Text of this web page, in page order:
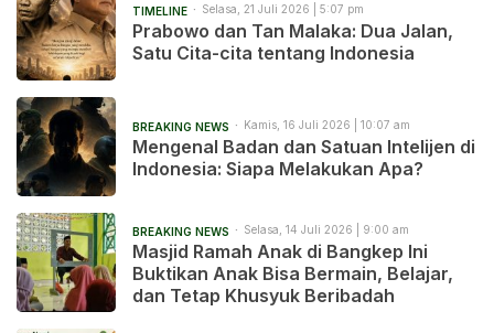
TIMELINE Selasa, 21 Juli 2026 | 5:07 pm
Prabowo dan Tan Malaka: Dua Jalan,
Satu Cita-cita tentang Indonesia
BREAKING NEWS Kamis, 16 Juli 2026 | 10:07 am
Mengenal Badan dan Satuan Intelijen di
Indonesia: Siapa Melakukan Apa?
BREAKING NEWS Selasa, 14 Juli 2026 | 9:00 am
Masjid Ramah Anak di Bangkep Ini
Buktikan Anak Bisa Bermain, Belajar,
dan Tetap Khusyuk Beribadah